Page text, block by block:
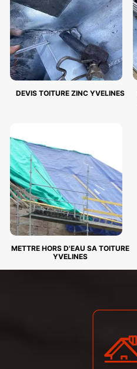
DEVIS TOITURE ZINC YVELINES
METTRE HORS D'EAU SA TOITURE
YVELINES